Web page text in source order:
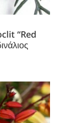
“Red